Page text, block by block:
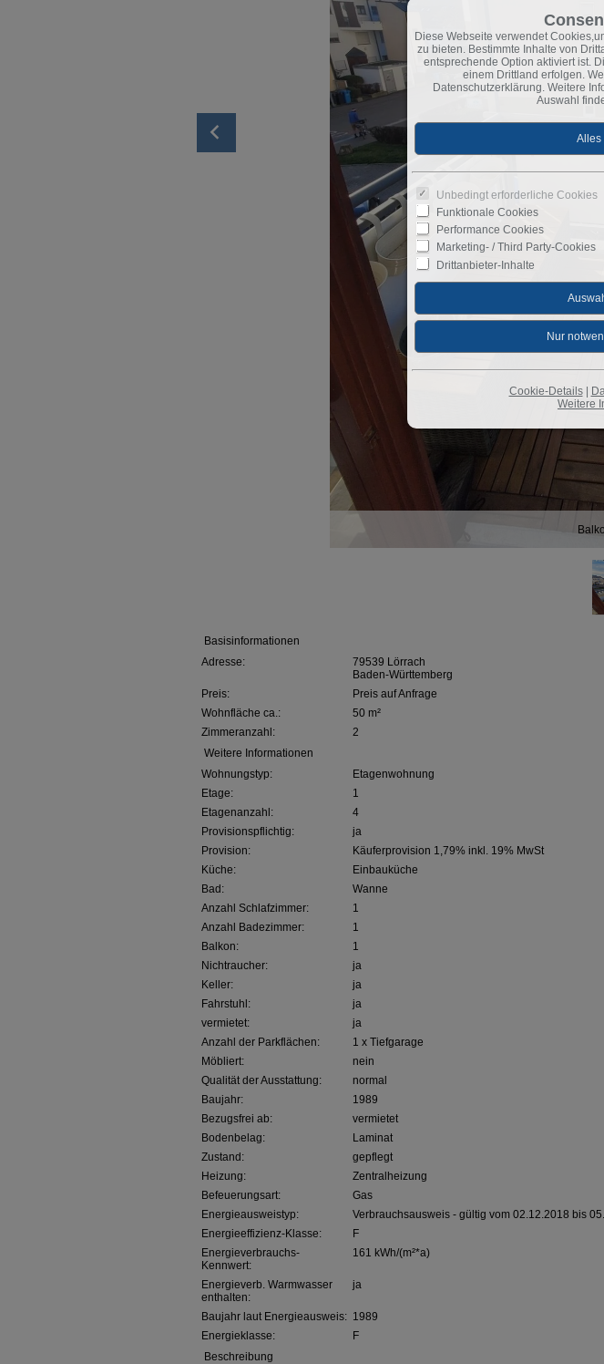
Basisinformationen
Adresse:
79539 Lörrach
Baden-Württemberg
Preis:
Preis auf Anfrage
Wohnfläche ca.:
50 m²
Zimmeranzahl:
2
Weitere Informationen
Wohnungstyp:
Etagenwohnung
Etage:
1
Etagenanzahl:
4
Provisionspflichtig:
ja
Provision:
Käuferprovision 1,79% inkl. 19% MwSt
Küche:
Einbauküche
Bad:
Wanne
Anzahl Schlafzimmer:
1
Anzahl Badezimmer:
1
Balkon:
1
Nichtraucher:
ja
Keller:
ja
Fahrstuhl:
ja
vermietet:
ja
Anzahl der Parkflächen:
1 x Tiefgarage
Möbliert:
nein
Qualität der Ausstattung:
normal
Baujahr:
1989
Bezugsfrei ab:
vermietet
Bodenbelag:
Laminat
Zustand:
gepflegt
Heizung:
Zentralheizung
Befeuerungsart:
Gas
Energieausweistyp:
Verbrauchsausweis - gültig vom 02.12.2018 bis
Energieeffizienz-Klasse:
F
Energieverbrauchs-
Kennwert:
161 kWh/(m²*a)
Energieverb. Warmwasser
enthalten:
ja
Baujahr laut Energieausweis: 1989
Energieklasse:
F
Beschreibung
Diese Webseite verwendet
zu bieten. Bestimmte Inhalte von
entsprechende Option aktiviert ist.
einem Drittland erfolgen.
Datenschutzerklärung. Weitere
Auswahl
Unbedingt erforderliche Cookies
Funktionale Cookies
Performance Cookies
Marketing- / Third Party-Cookies
Drittanbieter-Inhalte
Cookie-Details|
Weitere